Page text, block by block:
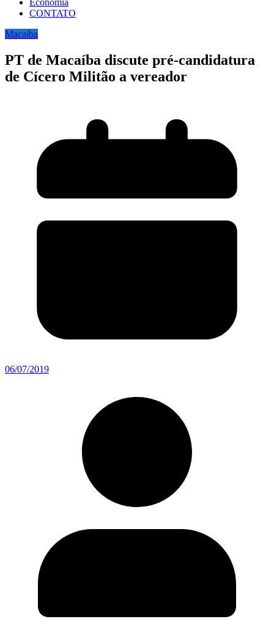
CONTATO
Macaíba
PT de Macaíba discute pré-candidatura
de Cícero Militão a vereador
06/07/2019